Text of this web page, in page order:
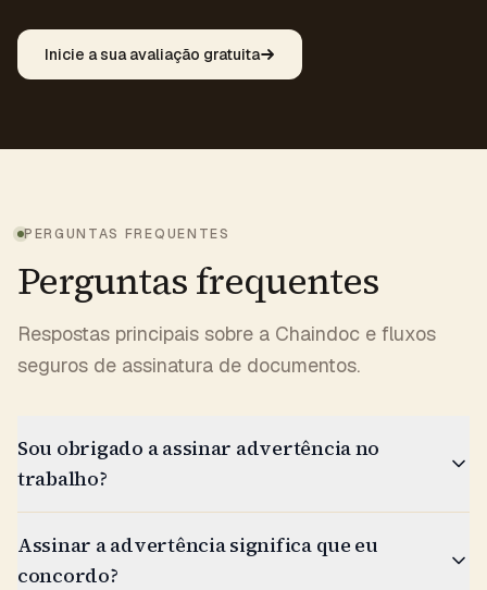
Inicie a sua avaliação gratuita
PERGUNTAS FREQUENTES
Perguntas frequentes
Respostas principais sobre a Chaindoc e fluxos
seguros de assinatura de documentos.
Sou obrigado a assinar advertência no
trabalho?
Assinar a advertência significa que eu
concordo?